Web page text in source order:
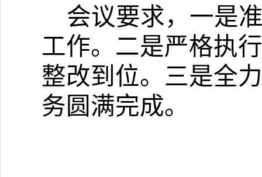
会议要求，一是
工作。二是严格执行
整改到位。三是全
务圆满完成。